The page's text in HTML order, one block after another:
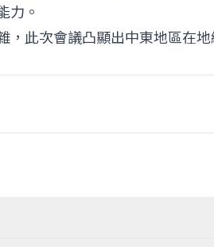
力。
，此次會議凸顯出中東地區在